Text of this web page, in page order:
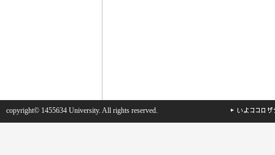
copyright© 1455634 University. All rights reserved.